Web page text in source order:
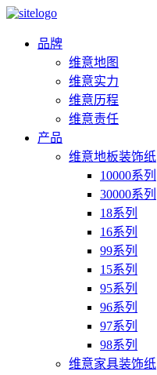
品牌
维意地图
维意实力
维意历程
维意责任
产品
维意地板装饰纸
10000系列
30000系列
18系列
16系列
99系列
15系列
95系列
96系列
97系列
98系列
维意家具装饰纸